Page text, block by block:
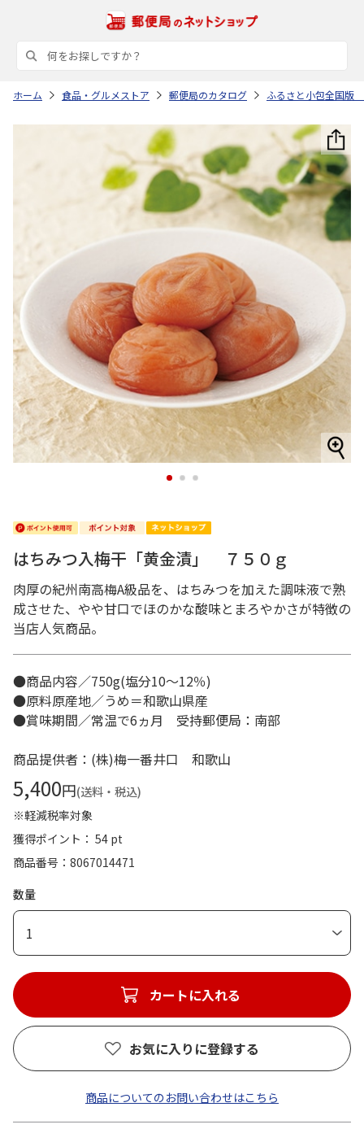
ホーム 食品・グルメストア 郵便局のカタログ ふるさと小包全国版
1 2 3
はちみつ入梅干「黄金漬」 ７５０ｇ
肉厚の紀州南高梅A級品を、はちみつを加えた調味液で熟
成させた、やや甘口でほのかな酸味とまろやかさが特徴の
当店人気商品。
●商品内容／750g(塩分10～12％)
●原料原産地／うめ＝和歌山県産
●賞味期間／常温で6ヵ月 受持郵便局：南部
商品提供者：(株)梅一番井口 和歌山
5,400円(送料・税込)
※軽減税率対象
獲得ポイント： 54 pt
商品番号
8067014471
数量
1
カートに入れる
お気に入りに登録する
商品についてのお問い合わせはこちら